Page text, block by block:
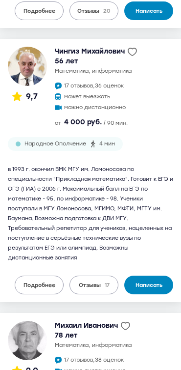
Подробнее Отзывы 20 Написать
9,7
Чингиз Михайлович
56 лет
математика, информатика
17 отзывов,36 оценок
может выезжать
можно дистанционно
от 4 000 руб. / 90 мин.
Народное Ополчение 4 мин
в 1993 г. окончил ВМК МГУ им. Ломоносова по
специальности "Прикладная математика". Готовит к ЕГЭ и
ОГЭ (ГИА) с 2006 г. Максимальный балл на ЕГЭ по
математике - 95, по информатике - 98. Ученики
поступали в МГУ Ломоносова, МГИМО, МФТИ, МГТУ им.
Баумана. Возможна подготовка к ДВИ МГУ.
Требовательный репетитор для учеников, нацеленных на
поступление в серьёзные технические вузы по
результатам ЕГЭ или олимпиад. Возможны
дистанционные занятия
Подробнее Отзывы 17 Написать
Михаил Иванович
78 лет
математика, информатика
17 отзывов,38 оценок